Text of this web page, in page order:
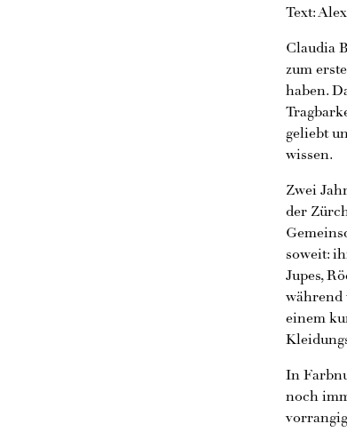
Text:
Claudia
zum
haben.
geliebt
wissen.
Zwei
der
soweit:
Jupes,
während
einem
In
noch